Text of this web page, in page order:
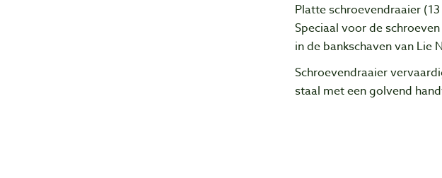
Platte schroevendraaier
Speciaal voor de
in de bankschaven van Lie
Schroevendraaier
staal met een golvend